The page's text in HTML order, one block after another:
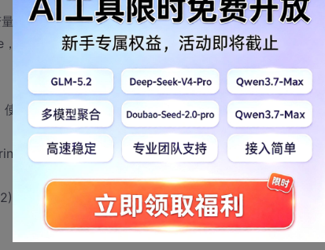
s_Date,定义为：user3.fun_xxx(aaa,bbb,ccc...)。
定义为：mid({%s_Date},1,2)。
用user3.fun_xxx是没有问题的。
方法通不过）。
的常量形式就没有问题。